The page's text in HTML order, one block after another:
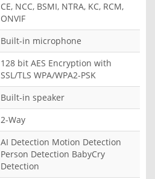
CE, NCC, BSMI, NTRA, KC, RCM,
ONVIF
Built-in microphone
128 bit AES Encryption with
SSL/TLS WPA/WPA2-PSK
Built-in speaker
2-Way
AI Detection Motion Detection
Person Detection BabyCry
Detection